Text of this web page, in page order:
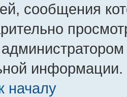
сообщения
информации.
началу